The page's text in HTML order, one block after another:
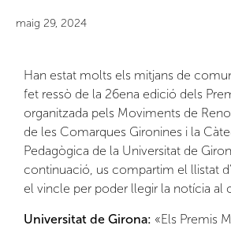
maig 29, 2024
Han estat molts els mitjans de
fet ressò de la 26ena edició dels
organitzada pels Moviments de
de les Comarques Gironines i la
Pedagògica de la Universitat de
continuació, us compartim el llistat
el vincle per poder llegir la notícia al
Universitat de Girona: «Els Premis